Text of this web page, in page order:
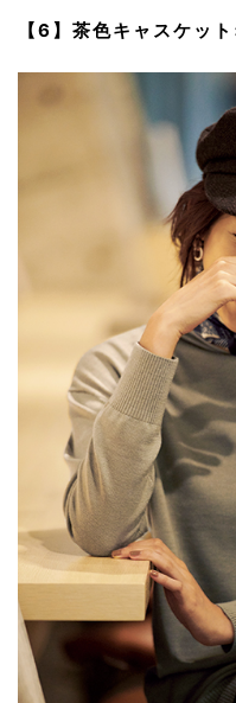
【6】茶色キャスケッ